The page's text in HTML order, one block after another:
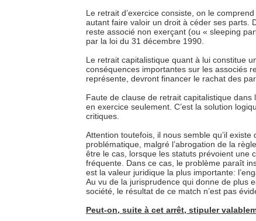
Le retrait d’exercice consiste, on le
autant faire valoir un droit à céder ses parts.
reste associé non exerçant (ou « sleeping
par la loi du 31 décembre 1990.
Le retrait capitalistique quant à lui constitue
conséquences importantes sur les associés
représente, devront financer le rachat des
Faute de clause de retrait capitalistique
en exercice seulement. C’est la solution
critiques.
Attention toutefois, il nous semble qu’il
problématique, malgré l’abrogation de la
être le cas, lorsque les statuts prévoient une
fréquente. Dans ce cas, le problème paraît
est la valeur juridique la plus importante:
Au vu de la jurisprudence qui donne de plus
société, le résultat de ce match n’est pas
Peut-on, suite à cet arrêt, stipuler